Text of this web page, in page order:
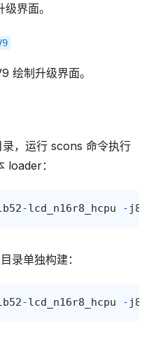
界面。
绘制升级界面。
，运行 scons 命令执行
loader：
-lcd_n16r8_hcpu - j8
录单独构建：
-lcd_n16r8_hcpu - j8